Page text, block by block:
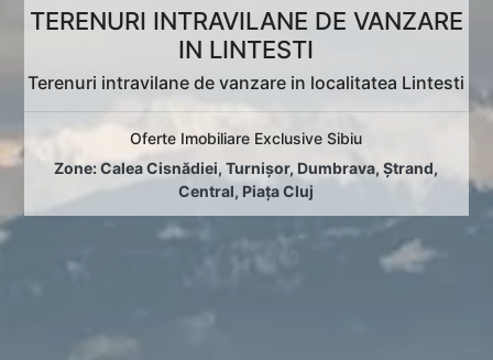
TERENURI INTRAVILANE DE VANZARE
IN LINTESTI
Terenuri intravilane de vanzare in localitatea Lintesti
Oferte Imobiliare Exclusive Sibiu
Zone:Calea Cisnădiei,Turnișor,Dumbrava,Ștrand,
Central, Piața Cluj